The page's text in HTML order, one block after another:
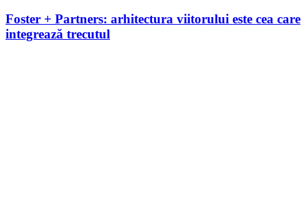
Foster + Partners: arhitectura viitorului este cea care
integrează trecutul